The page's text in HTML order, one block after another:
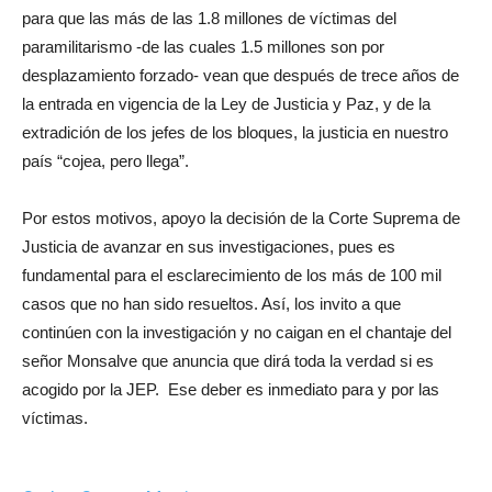
para que las más de las 1.8 millones de víctimas del
paramilitarismo -de las cuales 1.5 millones son por
desplazamiento forzado- vean que después de trece años de
la entrada en vigencia de la Ley de Justicia y Paz, y de la
extradición de los jefes de los bloques, la justicia en nuestro
país “cojea, pero llega”.
Por estos motivos, apoyo la decisión de la Corte Suprema de
Justicia de avanzar en sus investigaciones, pues es
fundamental para el esclarecimiento de los más de 100 mil
casos que no han sido resueltos. Así, los invito a que
continúen con la investigación y no caigan en el chantaje del
señor Monsalve que anuncia que dirá toda la verdad si es
acogido por la JEP. Ese deber es inmediato para y por las
víctimas.